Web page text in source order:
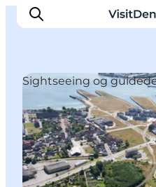
Inspirasjon
Reisemål
Aktiviteter
Overnatting
Sightseeing og